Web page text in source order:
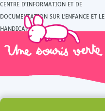
CENTRE D'INFORMATION ET DE
DOCUMENTATION SUR L'ENFANCE ET LE
HANDICAP